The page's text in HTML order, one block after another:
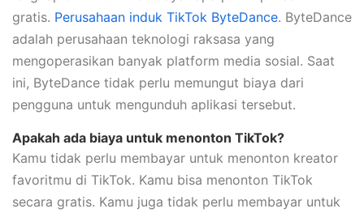
gratis. Perusahaan induk TikTok ByteDance. ByteDance
adalah perusahaan teknologi raksasa yang
mengoperasikan banyak platform media sosial. Saat
ini, ByteDance tidak perlu memungut biaya dari
pengguna untuk mengunduh aplikasi tersebut.
Apakah ada biaya untuk menonton TikTok?
Kamu tidak perlu membayar untuk menonton kreator
favoritmu di TikTok. Kamu bisa menonton TikTok
secara gratis. Kamu juga tidak perlu membayar untuk